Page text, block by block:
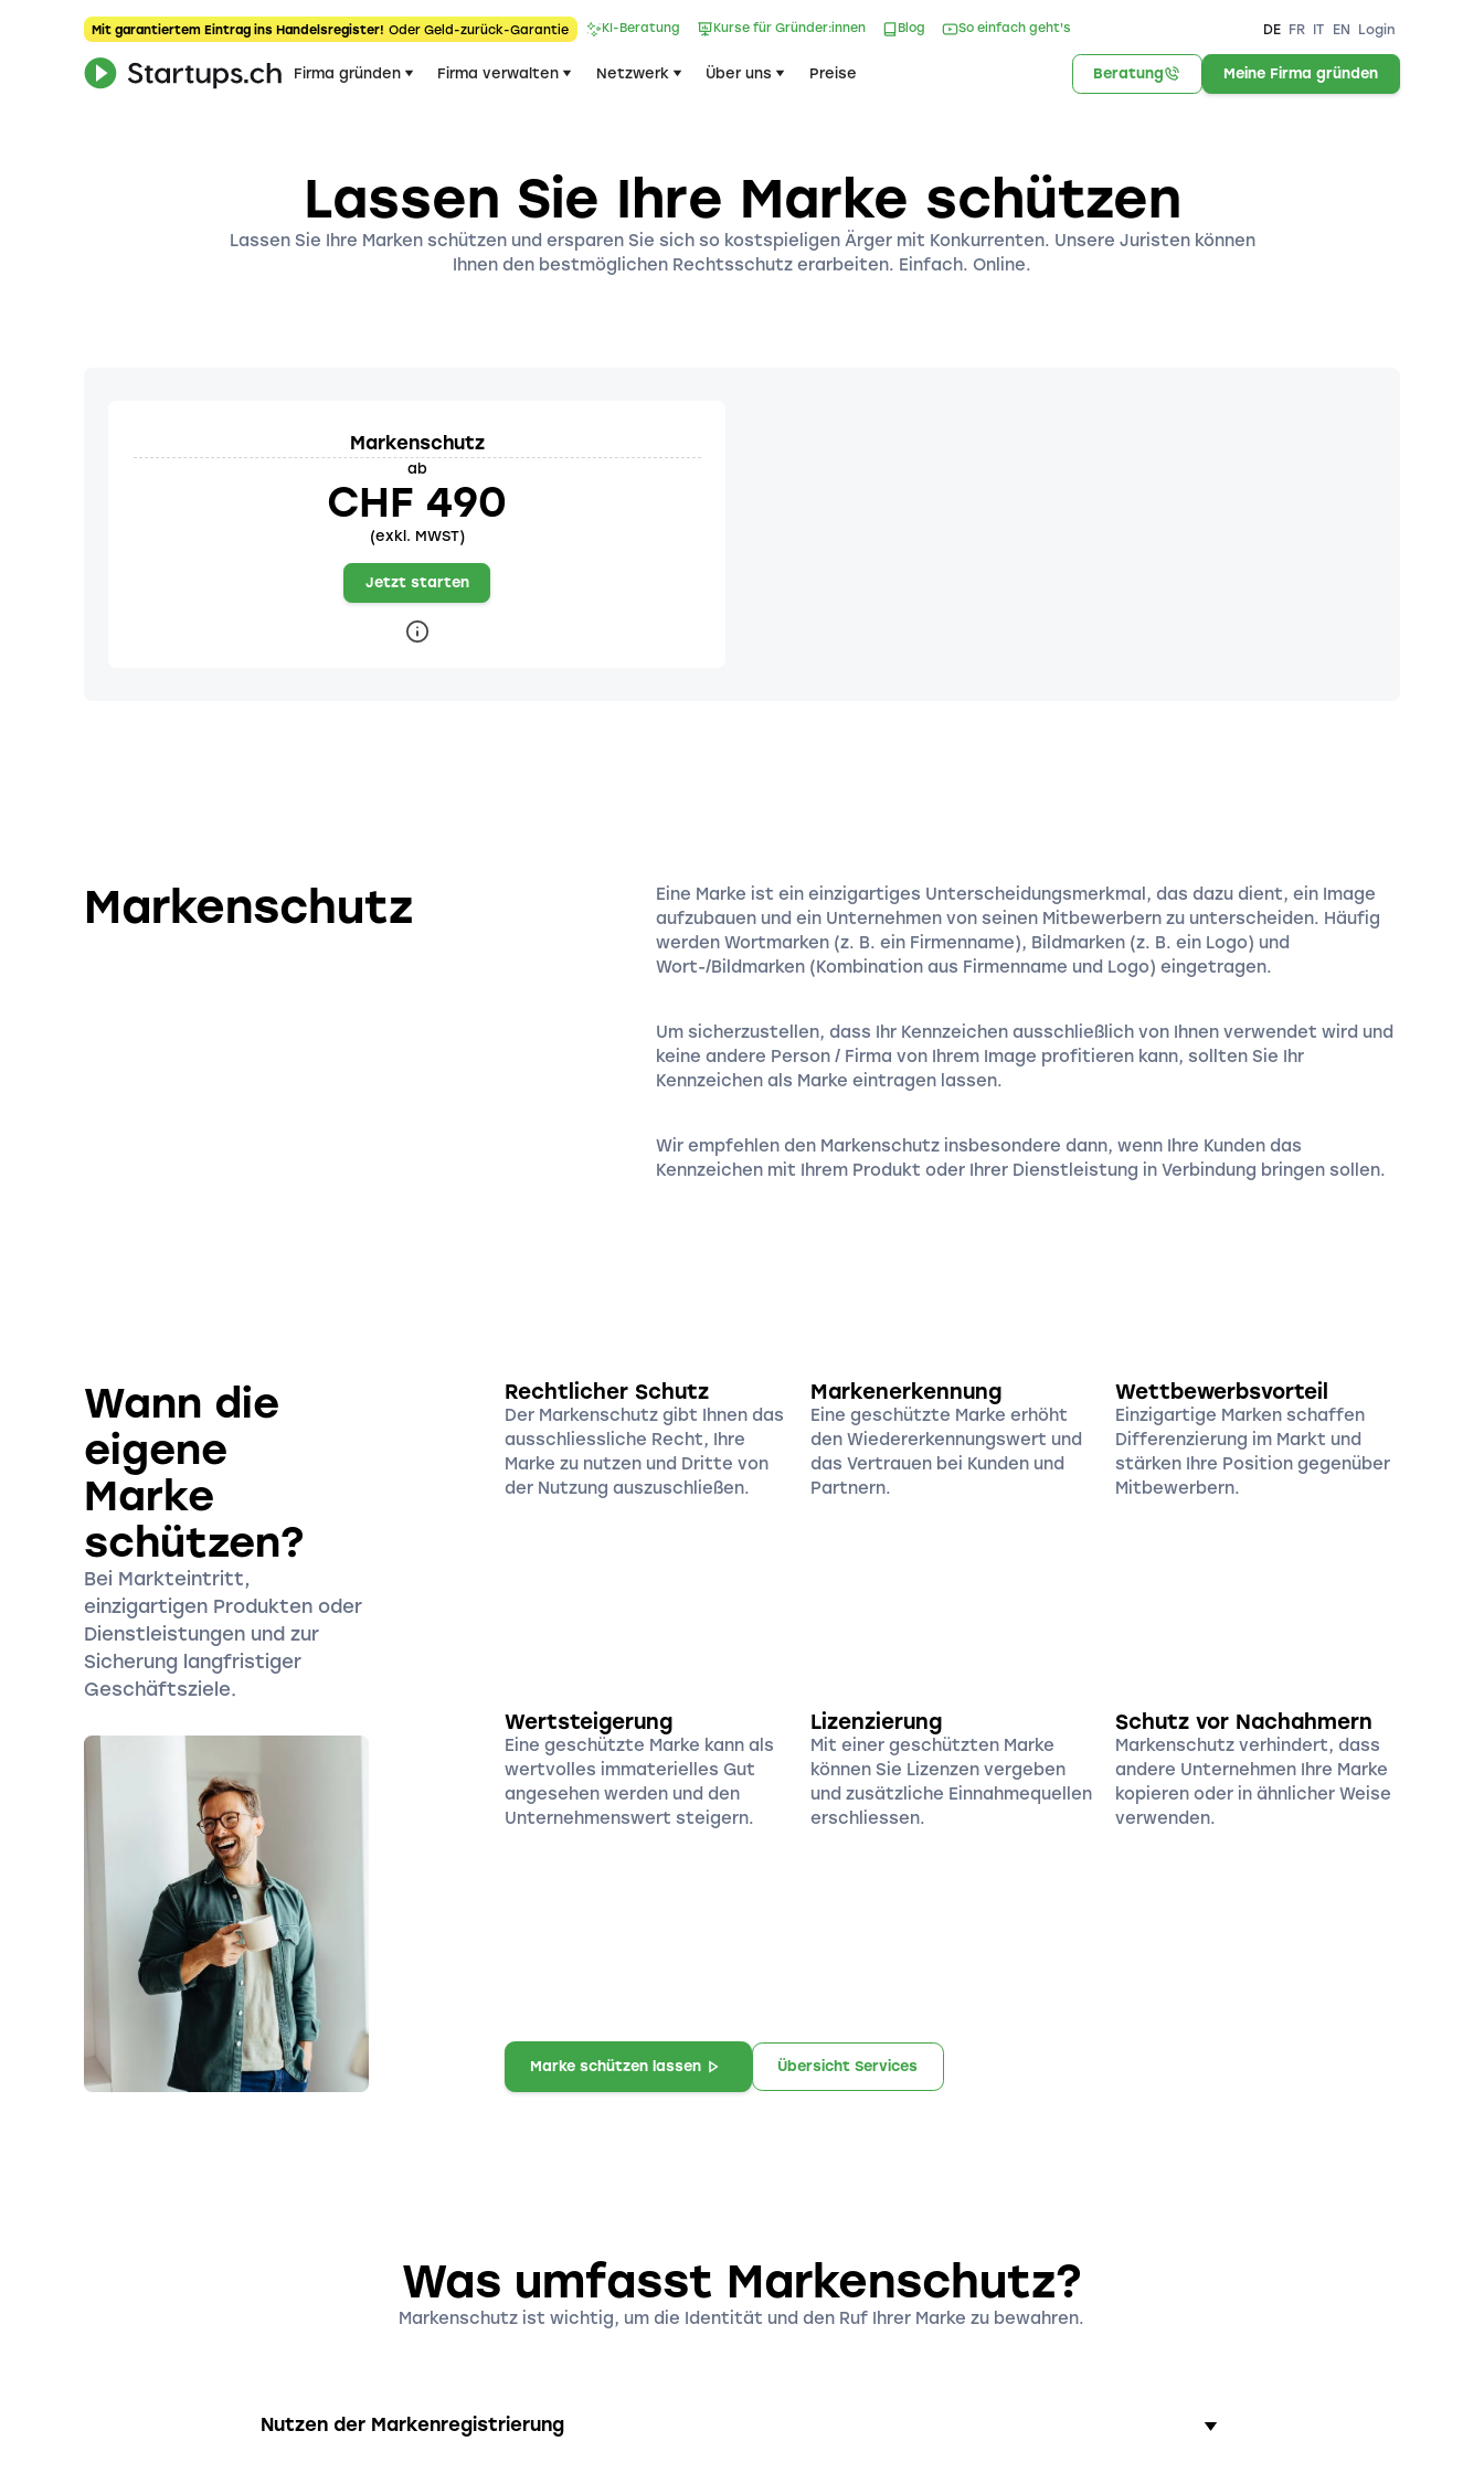
Mit garantiertem Eintrag ins Handelsregister! Oder Geld-zurück-Garantie​ KI-Beratung Kurse für Gründer:innen Blog So einfach geht's DE FR IT EN Login
Firma gründen Firma verwalten Netzwerk Über uns Preise Beratung Meine Firma gründen
Lassen Sie Ihre Marke schützen
Lassen Sie Ihre Marken schützen und ersparen Sie sich so kostspieligen Ärger mit Konkurrenten. Unsere Juristen können
Ihnen den bestmöglichen Rechtsschutz erarbeiten. Einfach. Online.
Markenschutz
ab
CHF 490
(exkl. MWST)
Jetzt starten
Markenschutz
Eine Marke ist ein einzigartiges Unterscheidungsmerkmal, das dazu dient, ein Image
aufzubauen und ein Unternehmen von seinen Mitbewerbern zu unterscheiden. Häufig
werden Wortmarken (z. B. ein Firmenname), Bildmarken (z. B. ein Logo) und
Wort-/Bildmarken (Kombination aus Firmenname und Logo) eingetragen.
Um sicherzustellen, dass Ihr Kennzeichen ausschließlich von Ihnen verwendet wird und
keine andere Person / Firma von Ihrem Image profitieren kann, sollten Sie Ihr
Kennzeichen als Marke eintragen lassen.
Wir empfehlen den Markenschutz insbesondere dann, wenn Ihre Kunden das
Kennzeichen mit Ihrem Produkt oder Ihrer Dienstleistung in Verbindung bringen sollen.
Wann die
eigene
Marke
schützen?
Bei Markteintritt,
einzigartigen Produkten oder
Dienstleistungen und zur
Sicherung langfristiger
Geschäftsziele.
Rechtlicher Schutz
Der Markenschutz gibt Ihnen das
ausschliessliche Recht, Ihre
Marke zu nutzen und Dritte von
der Nutzung auszuschließen.
Markenerkennung
Eine geschützte Marke erhöht
den Wiedererkennungswert und
das Vertrauen bei Kunden und
Partnern.
Wettbewerbsvorteil
Einzigartige Marken schaffen
Differenzierung im Markt und
stärken Ihre Position gegenüber
Mitbewerbern.
Wertsteigerung
Eine geschützte Marke kann als
wertvolles immaterielles Gut
angesehen werden und den
Unternehmenswert steigern.
Lizenzierung
Mit einer geschützten Marke
können Sie Lizenzen vergeben
und zusätzliche Einnahmequellen
erschliessen.
Schutz vor Nachahmern
Markenschutz verhindert, dass
andere Unternehmen Ihre Marke
kopieren oder in ähnlicher Weise
verwenden.
Marke schützen lassen Übersicht Services
Was umfasst Markenschutz?
Markenschutz ist wichtig, um die Identität und den Ruf Ihrer Marke zu bewahren.
Nutzen der Markenregistrierung